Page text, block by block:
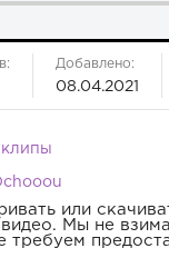
Добавлено:
08.04.2021
клипы
или
Мы не
требуем